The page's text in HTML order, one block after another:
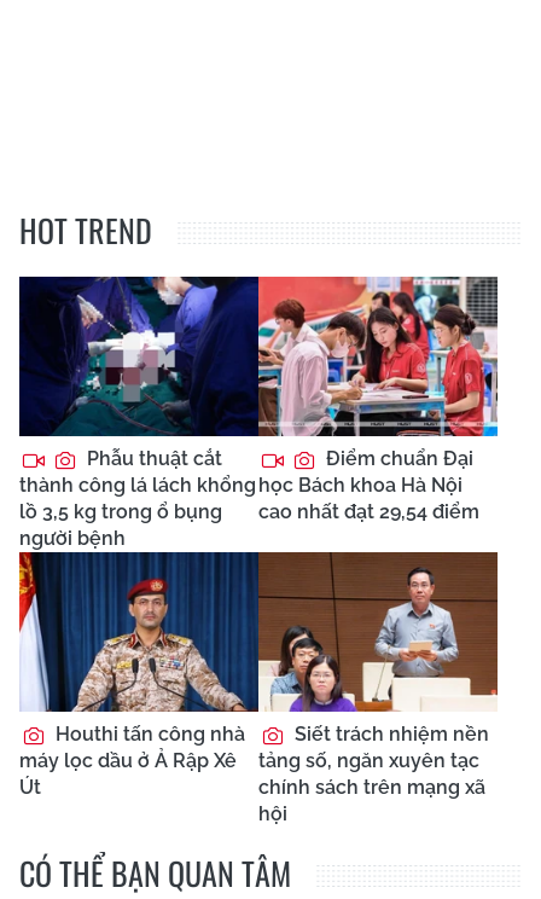
HOT TREND
Phẫu thuật cắt
thành công lá lách khổng
lồ 3,5 kg trong ổ bụng
người bệnh
Điểm chuẩn Đại
học Bách khoa Hà Nội
cao nhất đạt 29,54 điểm
Houthi tấn công nhà
máy lọc dầu ở Ả Rập Xê
Út
Siết trách nhiệm nền
tảng số, ngăn xuyên tạc
chính sách trên mạng xã
hội
CÓ THỂ BẠN QUAN TÂM